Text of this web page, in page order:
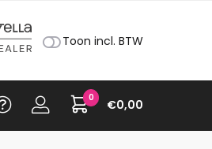
Toon incl. BTW
€0,00
0